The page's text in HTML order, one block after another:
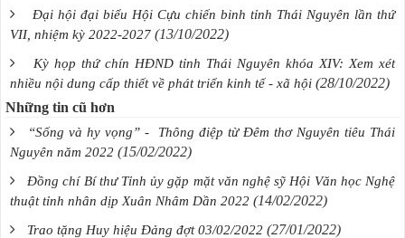
Đại hội đại biểu Hội Cựu chiến binh tỉnh Thái Nguyên lần thứ
VII, nhiệm kỳ 2022-2027 (13/10/2022)
Kỳ họp thứ chín HĐND tỉnh Thái Nguyên khóa XIV: Xem xét
nhiều nội dung cấp thiết về phát triển kinh tế - xã hội (28/10/2022)
Những tin cũ hơn
“Sống và hy vọng” - Thông điệp từ Đêm thơ Nguyên tiêu Thái
Nguyên năm 2022 (15/02/2022)
Đồng chí Bí thư Tỉnh ủy gặp mặt văn nghệ sỹ Hội Văn học Nghệ
thuật tỉnh nhân dịp Xuân Nhâm Dần 2022 (14/02/2022)
Trao tặng Huy hiệu Đảng đợt 03/02/2022 (27/01/2022)